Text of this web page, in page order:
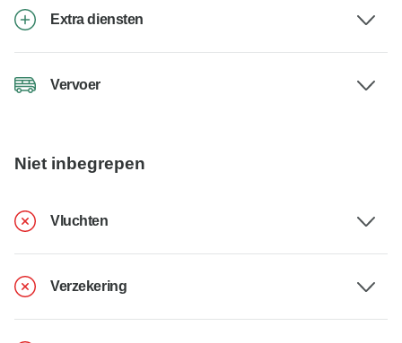
Extra diensten
Vervoer
Niet inbegrepen
Vluchten
Verzekering